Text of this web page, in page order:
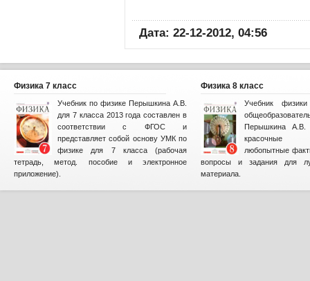
Дата: 22-12-2012, 04:56
Физика 7 класс
Учебник по физике Перышкина А.В.
для 7 класса 2013 года составлен в
соответствии с ФГОС и
представляет собой основу УМК по
физике для 7 класса (рабочая
тетрадь, метод. пособие и электронное
приложение).
Физика 8 класс
Учебник
Перышкина А.В.
красочные
любопытные
вопросы и задания для
материала.